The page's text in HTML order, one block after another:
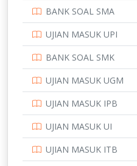
PTDI STTD
SMA
SMK
SMP
STIP
BANK SOAL SMA
UJIAN MASUK UPI
BANK SOAL SMK
UJIAN MASUK UGM
UJIAN MASUK IPB
UJIAN MASUK UI
UJIAN MASUK ITB